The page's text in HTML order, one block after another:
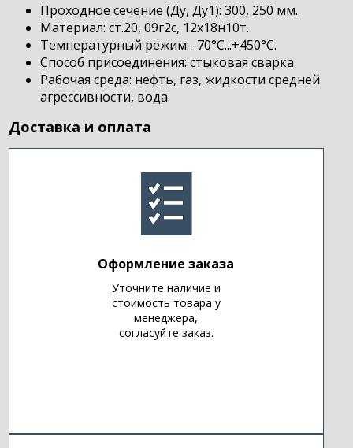
Проходное сечение (Ду, Ду1): 300, 250 мм.
Материал: ст.20, 09г2с, 12х18н10т.
Температурный режим: -70°С...+450°С.
Способ присоединения: стыковая сварка.
Рабочая среда: нефть, газ, жидкости средней
агрессивности, вода.
Доставка и оплата
Оформление заказа
Уточните наличие и
стоимость товара у
менеджера,
согласуйте заказ.